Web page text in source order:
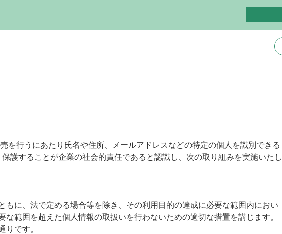
を行うにあたり氏名や住所、メールアドレスなどの特定の個人を識別できる
護することが企業の社会的責任であると認識し、次の取り組みを実施いたし
もに、法で定める場合等を除き、その利用目的の達成に必要な範囲内におい
範囲を超えた個人情報の取扱いを行わないための適切な措置を講じます。
りです。